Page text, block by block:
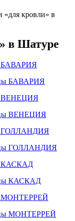
«для кровли» в
в Шатуре
БАВАРИЯ
ВЕНЕЦИЯ
ГОЛЛАНДИЯ
КАСКАД
МОНТЕРРЕЙ